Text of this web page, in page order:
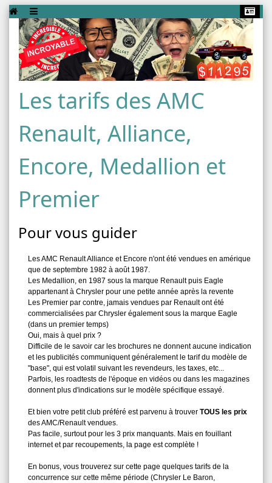
Les tarifs des AMC
Renault, Alliance,
Encore, Medallion et
Premier
Pour vous guider
Les AMC Renault Alliance et Encore n'ont été vendues en amérique
que de septembre 1982 à août 1987.
Les Medallion, en 1987 sous la marque Renault puis Eagle
appartenant à Chrysler pour une petite année après la revente
Les Premier par contre, jamais vendues par Renault ont été
commercialisées par Chrysler également sous la marque Eagle
(dans un premier temps)
Oui, mais à quel prix ?
Difficile de le savoir car les brochures ne donnent aucune indication
et les publicités communiquent généralement le tarif du modèle de
"base", qui est volatil suivant les revendeurs, les taxes, etc...
Parfois, les roadtests de l'époque en vidéos ou dans les magazines
donnent plus d'indications sur le modèle spécifique essayé.
Et bien votre petit club préféré est parvenu à trouver TOUS les prix
des AMC/Renault vendues.
Pas facile, surtout pour les 3 prix manquants. Mais en fouillant
internet et par recoupements, la page est complète !
En bonus, vous trouverez sur cette page quelques tarifs de la
concurrence sur cette même période (Chrysler Le Baron,